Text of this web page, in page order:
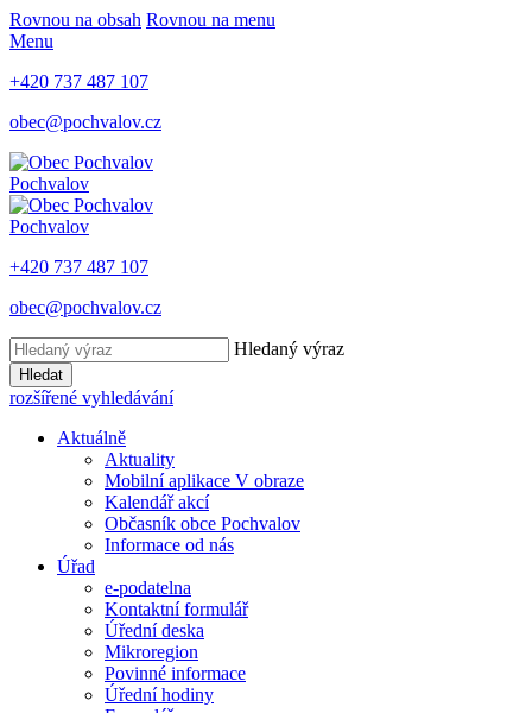
Rovnou na obsah Rovnou na menu
Menu
+420 737 487 107
obec@pochvalov.cz
Pochvalov
Pochvalov
+420 737 487 107
obec@pochvalov.cz
Hledaný výraz
Hledat
rozšířené vyhledávání
Aktuálně
Aktuality
Mobilní aplikace V obraze
Kalendář akcí
Občasník obce Pochvalov
Informace od nás
Úřad
e-podatelna
Kontaktní formulář
Úřední deska
Mikroregion
Povinné informace
Úřední hodiny